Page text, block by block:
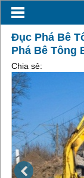
Đục Phá Bê
Phá Bê Tông
Chia sẻ: